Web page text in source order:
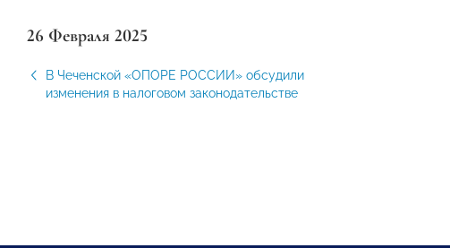
26 Февраля 2025
В Чеченской «ОПОРЕ РОССИИ» обсудили
изменения в налоговом законодательстве